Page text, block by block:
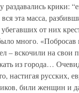
крики:
эта масса,
убегавших от них
много. «Побросав
– вскочили на свои
из города…
настигая русских,
били женщин и